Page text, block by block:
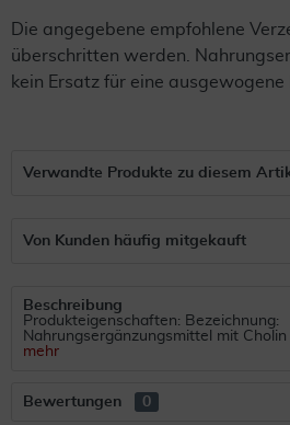
Die angegebene empfohlene
überschritten werden.
kein Ersatz für eine ausgewogene
Verwandte Produkte zu diesem
Von Kunden häufig mitgekauft
Beschreibung
Produkteigenschaften: Bezeichnung:
Nahrungsergänzungsmittel mit
mehr
Bewertungen 0